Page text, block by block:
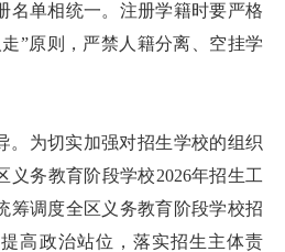
名单相统一。注册学籍时要严格
”原则，严禁人籍分离、空挂学
。为切实加强对招生学校的组织
义务教育阶段学校2026年招生工
筹调度全区义务教育阶段学校招
高政治站位，落实招生主体责